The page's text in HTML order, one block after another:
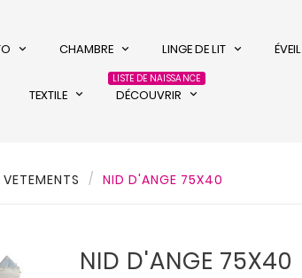
CHAMBRE LINGE DE LIT ÉVEIL
TEXTILE DÉCOUVRIR
LISTE DE NAISSANCE
VETEMENTS NID D'ANGE 75X40
NID D'ANGE 75X40